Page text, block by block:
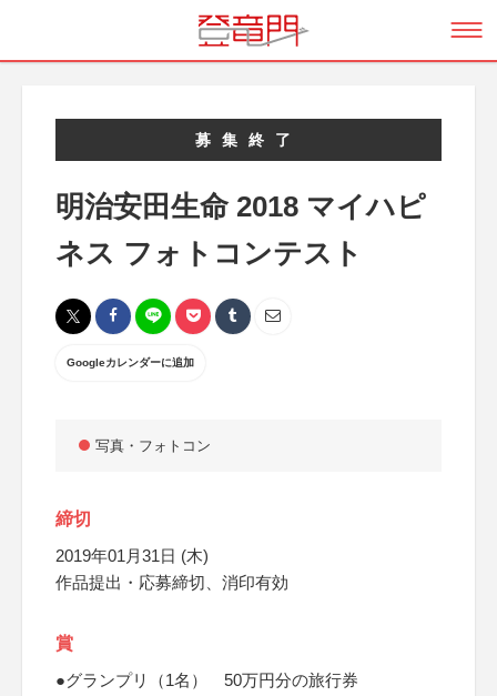
募集終了
明治安田生命 2018 マイハピ
ネス フォトコンテスト
Googleカレンダーに追加
写真・フォトコン
締切
2019年01月31日 (木)
作品提出・応募締切、消印有効
賞
●グランプリ（1名） 50万円分の旅行券